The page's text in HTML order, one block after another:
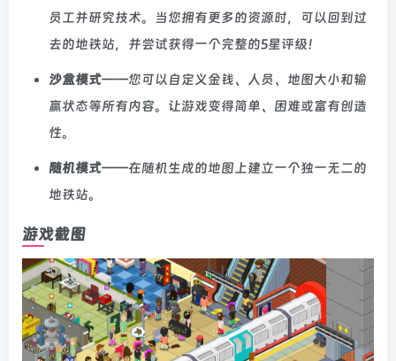
员工并研究技术。当您拥有更多的资源时，可以回到过
去的地铁站，并尝试获得一个完整的5星评级！
沙盒模式——您可以自定义金钱、人员、地图大小和输
赢状态等所有内容。让游戏变得简单、困难或富有创造
性。
随机模式——在随机生成的地图上建立一个独一无二的
地铁站。
游戏截图